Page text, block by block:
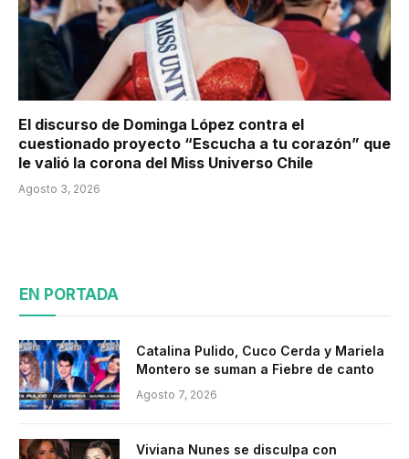
El discurso de Dominga López contra el
cuestionado proyecto “Escucha a tu corazón” que
le valió la corona del Miss Universo Chile
Agosto 3, 2026
EN PORTADA
Catalina Pulido, Cuco Cerda y Mariela
Montero se suman a Fiebre de canto
Agosto 7, 2026
Viviana Nunes se disculpa con